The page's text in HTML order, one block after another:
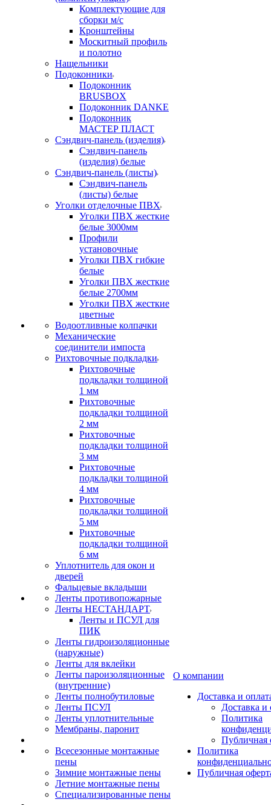
Комплектующие для
сборки м/с
Кронштейны
Москитный профиль
и полотно
Нащельники
Подоконники
Подоконник
BRUSBOX
Подоконник DANKE
Подоконник
МАСТЕР ПЛАСТ
Сэндвич-панель (изделия)
Сэндвич-панель
(изделия) белые
Сэндвич-панель (листы)
Сэндвич-панель
(листы) белые
Уголки отделочные ПВХ
Уголки ПВХ жесткие
белые 3000мм
Профили
установочные
Уголки ПВХ гибкие
белые
Уголки ПВХ жесткие
белые 2700мм
Уголки ПВХ жесткие
цветные
Водоотливные колпачки
Механические
соединители импоста
Рихтовочные подкладки
Рихтовочные
подкладки толщиной
1 мм
Рихтовочные
подкладки толщиной
2 мм
Рихтовочные
подкладки толщиной
3 мм
Рихтовочные
подкладки толщиной
4 мм
Рихтовочные
подкладки толщиной
5 мм
Рихтовочные
подкладки толщиной
6 мм
Уплотнитель для окон и
дверей
Фальцевые вкладыши
Ленты противопожарные
Ленты НЕСТАНДАРТ
Ленты и ПСУЛ для
ПИК
Ленты гидроизоляционные
(наружные)
Ленты для вклейки
Ленты пароизоляционные
(внутренние)
Ленты полнобутиловые
Ленты ПСУЛ
Ленты уплотнительные
Мембраны, паронит
Всесезонные монтажные
пены
Зимние монтажные пены
Летние монтажные пены
Специализированные пены
О компании
Доставка и
Доставка и
Политика
Публичная
Политика
Публичная